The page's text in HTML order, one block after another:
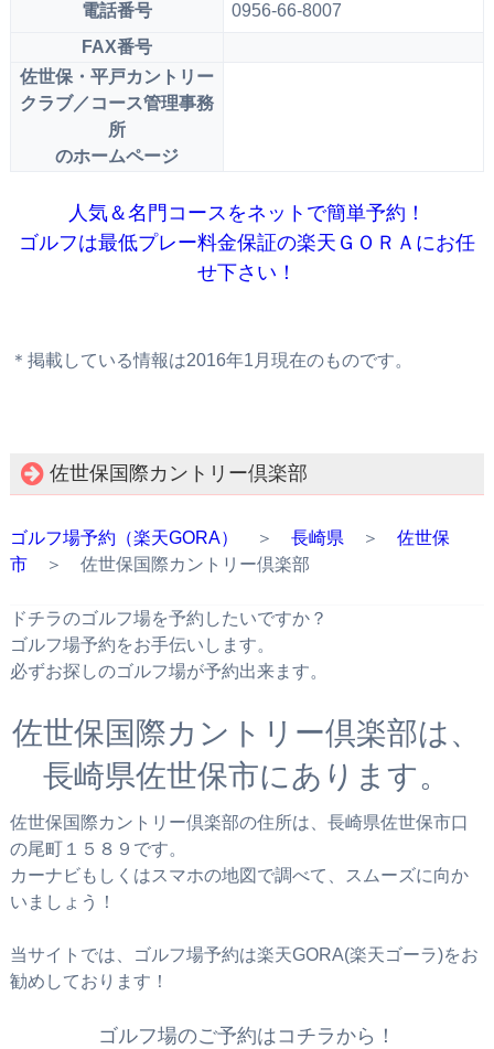
電話番号
0956-66-8007
FAX番号
佐世保・平戸カントリー
クラブ／コース管理事務
所
のホームページ
人気＆名門コースをネットで簡単予約！
ゴルフは最低プレー料金保証の楽天ＧＯＲＡにお任
せ下さい！
＊掲載している情報は2016年1月現在のものです。
佐世保国際カントリー倶楽部
ゴルフ場予約（楽天GORA） ＞ 長崎県 ＞ 佐世保
市＞ 佐世保国際カントリー倶楽部
ドチラのゴルフ場を予約したいですか？
ゴルフ場予約をお手伝いします。
必ずお探しのゴルフ場が予約出来ます。
佐世保国際カントリー倶楽部は、
長崎県佐世保市にあります。
佐世保国際カントリー倶楽部の住所は、長崎県佐世保市口
の尾町１５８９です。
カーナビもしくはスマホの地図で調べて、スムーズに向か
いましょう！
当サイトでは、ゴルフ場予約は楽天GORA(楽天ゴーラ)をお
勧めしております！
ゴルフ場のご予約はコチラから！